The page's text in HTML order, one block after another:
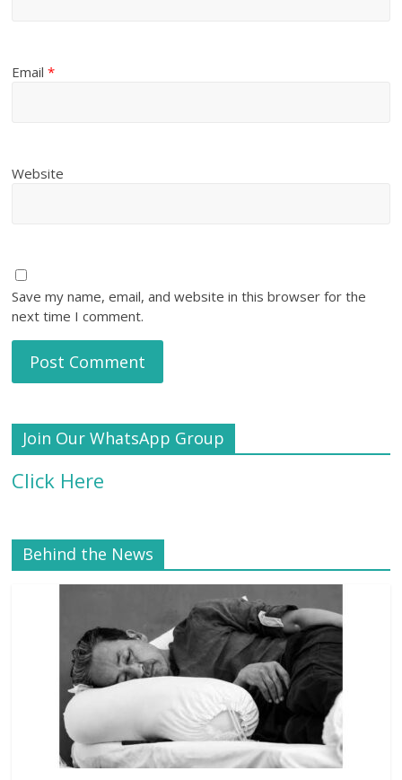
Email*
Website
Save my name, email, and website in this browser for the
next time I comment.
Join Our WhatsApp Group
Click Here
Behind the News